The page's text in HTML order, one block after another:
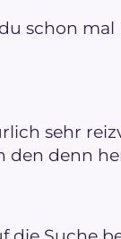
schon
sehr
den denn